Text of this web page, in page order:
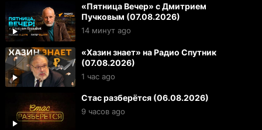
«Пятница Вечер» с Дмитрием
Пучковым (07.08.2026)
14 минут ago
«Хазин знает» на Радио Спутник
(07.08.2026)
1 час ago
Стас разберётся (06.08.2026)
9 часов ago